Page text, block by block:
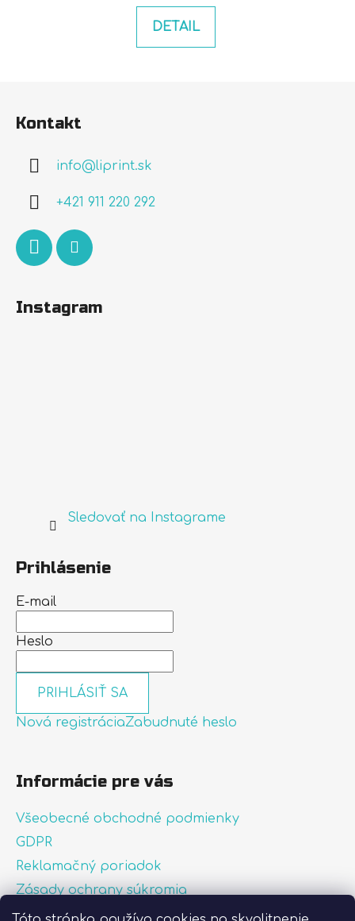
DETAIL
Kontakt
info@liprint.sk
+421 911 220 292
Instagram
Sledovať na Instagrame
Prihlásenie
E-mail
Heslo
PRIHLÁSIŤ SA
Nová registráciaZabudnuté heslo
Informácie pre vás
Všeobecné obchodné podmienky
GDPR
Reklamačný poriadok
Zásady ochrany súkromia
Zásady používania súborov cookies